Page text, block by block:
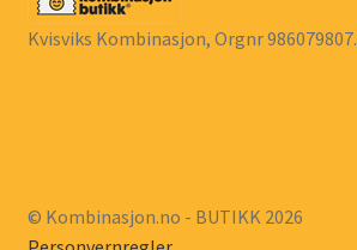
Kvisviks Kombinasjon, Orgnr 986079807.
© Kombinasjon.no - BUTIKK 2026